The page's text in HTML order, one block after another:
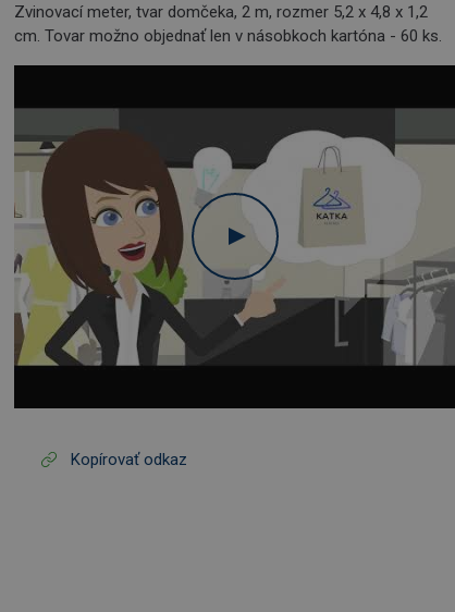
Zvinovací meter, tvar domčeka, 2 m, rozmer 5,2 x 4,8 x 1,2
cm. Tovar možno objednať len v násobkoch kartóna - 60 ks.
Kopírovať odkaz